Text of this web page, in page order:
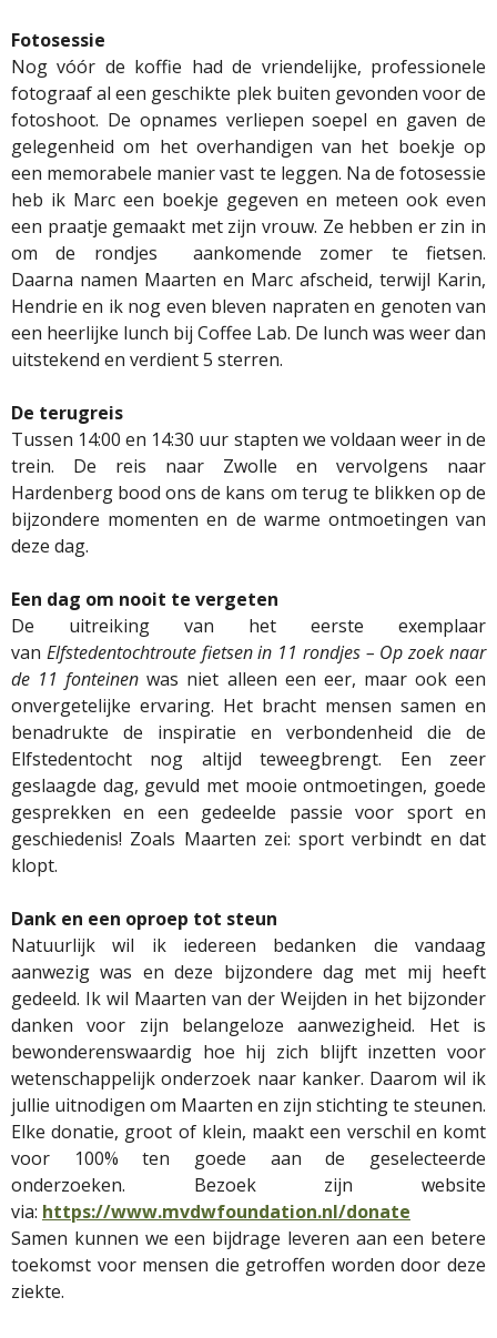
Fotosessie
Nog vóór de koffie had de vriendelijke, professionele
fotograaf al een geschikte plek buiten gevonden voor de
fotoshoot. De opnames verliepen soepel en gaven de
gelegenheid om het overhandigen van het boekje op
een memorabele manier vast te leggen. Na de fotosessie
heb ik Marc een boekje gegeven en meteen ook even
een praatje gemaakt met zijn vrouw. Ze hebben er zin in
om de rondjes aankomende zomer te fietsen.
Daarna namen Maarten en Marc afscheid, terwijl Karin,
Hendrie en ik nog even bleven napraten en genoten van
een heerlijke lunch bij Coffee Lab. De lunch was weer dan
uitstekend en verdient 5 sterren.
De terugreis
Tussen 14:00 en 14:30 uur stapten we voldaan weer in de
trein. De reis naar Zwolle en vervolgens naar
Hardenberg bood ons de kans om terug te blikken op de
bijzondere momenten en de warme ontmoetingen van
deze dag.
Een dag om nooit te vergeten
De uitreiking van het eerste exemplaar
van Elfstedentochtroute fietsen in 11 rondjes – Op zoek naar
de 11 fonteinen was niet alleen een eer, maar ook een
onvergetelijke ervaring. Het bracht mensen samen en
benadrukte de inspiratie en verbondenheid die de
Elfstedentocht nog altijd teweegbrengt. Een zeer
geslaagde dag, gevuld met mooie ontmoetingen, goede
gesprekken en een gedeelde passie voor sport en
geschiedenis! Zoals Maarten zei: sport verbindt en dat
klopt.
Dank en een oproep tot steun
Natuurlijk wil ik iedereen bedanken die vandaag
aanwezig was en deze bijzondere dag met mij heeft
gedeeld. Ik wil Maarten van der Weijden in het bijzonder
danken voor zijn belangeloze aanwezigheid. Het is
bewonderenswaardig hoe hij zich blijft inzetten voor
wetenschappelijk onderzoek naar kanker. Daarom wil ik
jullie uitnodigen om Maarten en zijn stichting te steunen.
Elke donatie, groot of klein, maakt een verschil en komt
voor 100% ten goede aan de geselecteerde
onderzoeken. Bezoek zijn website
via: https://www.mvdwfoundation.nl/donate
Samen kunnen we een bijdrage leveren aan een betere
toekomst voor mensen die getroffen worden door deze
ziekte.